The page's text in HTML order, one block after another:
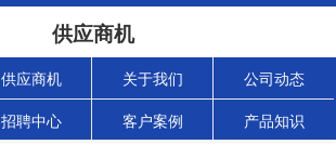
供应商机
供应商机 关于我们 公司动态
招聘中心 客户案例 产品知识